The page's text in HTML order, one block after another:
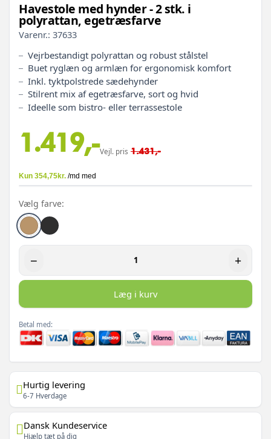
Havestole med hynder - 2 stk. i
polyrattan, egetræsfarve
Varenr.: 37633
Vejrbestandigt polyrattan og robust stålstel
Buet ryglæn og armlæn for ergonomisk komfort
Inkl. tyktpolstrede sædehynder
Stilrent mix af egetræsfarve, sort og hvid
Ideelle som bistro- eller terrassestole
1.419,-Vejl. pris 1.431,-
Vælg farve:
− +
Læg i kurv
Betal med:
Hurtig levering
6-7 Hverdage
Dansk Kundeservice
Hjælp tæt på dig